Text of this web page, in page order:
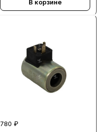
В корзине
780 ₽